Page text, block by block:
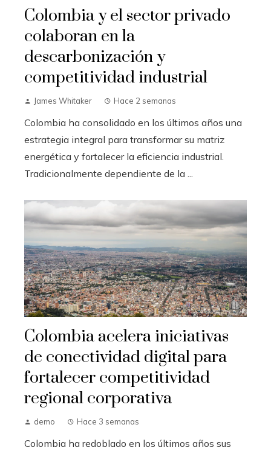
Colombia y el sector privado
colaboran en la
descarbonización y
competitividad industrial
James Whitaker Hace 2 semanas
Colombia ha consolidado en los últimos años una
estrategia integral para transformar su matriz
energética y fortalecer la eficiencia industrial.
Tradicionalmente dependiente de la ...
Colombia acelera iniciativas
de conectividad digital para
fortalecer competitividad
regional corporativa
demo Hace 3 semanas
Colombia ha redoblado en los últimos años sus